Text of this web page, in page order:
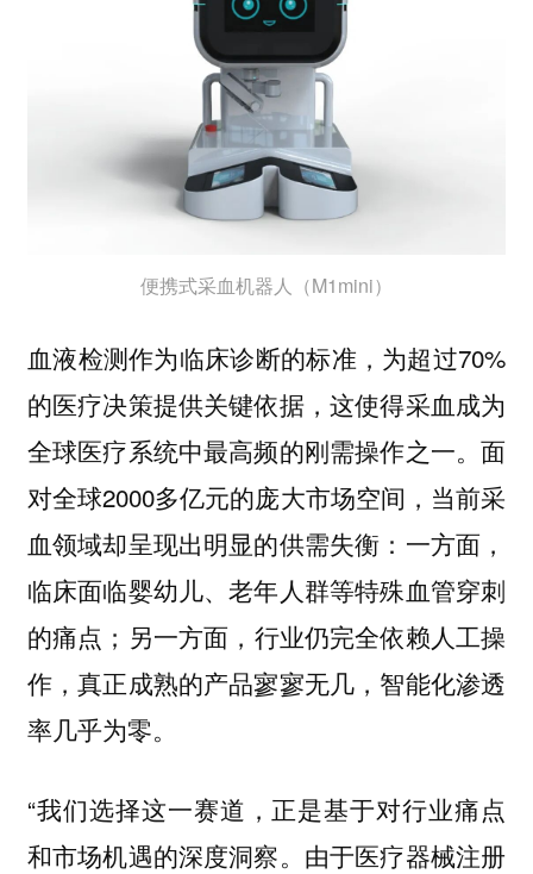
便携式采血机器人（M1mini）
血液检测作为临床诊断的标准，为超过70%
的医疗决策提供关键依据，这使得采血成为
全球医疗系统中最高频的刚需操作之一。面
对全球2000多亿元的庞大市场空间，当前采
血领域却呈现出明显的供需失衡：一方面，
临床面临婴幼儿、老年人群等特殊血管穿刺
的痛点；另一方面，行业仍完全依赖人工操
作，真正成熟的产品寥寥无几，智能化渗透
率几乎为零。
“我们选择这一赛道，正是基于对行业痛点
和市场机遇的深度洞察。由于医疗器械注册